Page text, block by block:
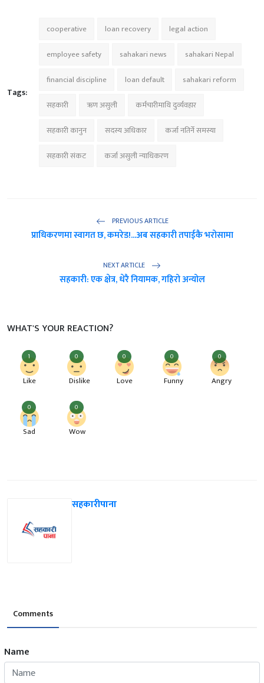
Tags:
cooperative loan recovery
legal action
employee safety
sahakari news
sahakari Nepal
financial discipline
loan default
sahakari reform
सहकारी
ऋण असुली
कर्मचारीमाथि दुर्व्यवहार
सहकारी कानुन
सदस्य अधिकार
कर्जा नतिर्ने समस्या
सहकारी संकट
कर्जा असुली न्याधिकरण
PREVIOUS ARTICLE
प्राधिकरणमा स्वागत छ, कमरेड!...अब सहकारी तपाईकै भरोसामा
NEXT ARTICLE
सहकारी: एक क्षेत्र, धेरै नियामक, गहिरो अन्योल
WHAT'S YOUR REACTION?
1
Like
0
Dislike
0
Love
0
Funny
0
Angry
0
Sad
0
Wow
सहकारीपाना
Comments
Name